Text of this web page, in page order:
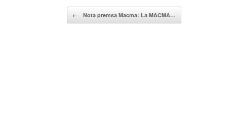
Navegador de artículos
← Nota premsa Macma: La MACMA…